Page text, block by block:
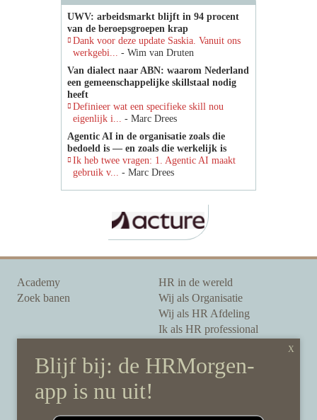
UWV: arbeidsmarkt blijft in 94 procent
van de beroepsgroepen krap
Dank voor deze update Saskia. Vanuit ons
werkgebi... - Wim van Druten
Van dialect naar ABN: waarom Nederland
een gemeenschappelijke skillstaal nodig
heeft
Definieer wat een specifieke skill nou
eigenlijk i... - Marc Drees
Agentic AI in de organisatie zoals die
bedoeld is — en zoals die werkelijk is
Ik heb twee vragen: 1. Agentic AI maakt
gebruik v... - Marc Drees
Academy
Zoek banen
HR in de wereld
Wij als Organisatie
Wij als HR Afdeling
Ik als HR professional
Onze auteurs
Onze partners
Sponsoring
Over HRMorgen